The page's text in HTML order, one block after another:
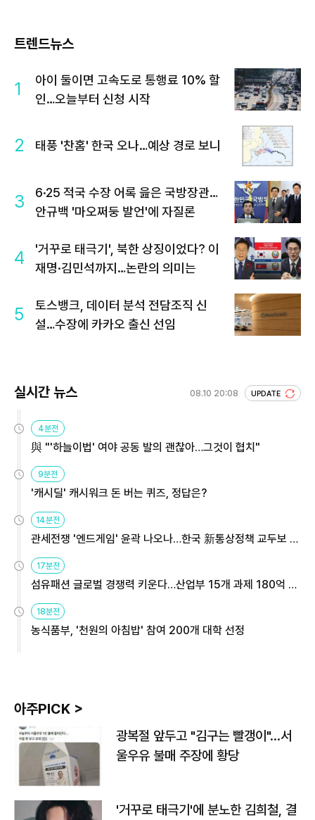
트렌드뉴스
1
아이 둘이면 고속도로 통행료 10% 할
인…오늘부터 신청 시작
2 태풍 '찬홈' 한국 오나…예상 경로 보니
3
6·25 적국 수장 어록 읊은 국방장관…
안규백 '마오쩌둥 발언'에 자질론
4
'거꾸로 태극기', 북한 상징이었다? 이
재명·김민석까지…논란의 의미는
5
토스뱅크, 데이터 분석 전담조직 신
설…수장에 카카오 출신 선임
실시간 뉴스 08.10 20:08 UPDATE
4분전
與 "'하늘이법' 여야 공동 발의 괜찮아…그것이 협치"
9분전
'캐시딜' 캐시워크 돈 버는 퀴즈, 정답은?
14분전
관세전쟁 '엔드게임' 윤곽 나오나…한국 新통상정책 교두보 활
17분전
섬유패션 글로벌 경쟁력 키운다…산업부 15개 과제 180억 지
18분전
농식품부, '천원의 아침밥' 참여 200개 대학 선정
아주PICK >
광복절 앞두고 "김구는 빨갱이"…서
울우유 불매 주장에 황당
'거꾸로 태극기'에 분노한 김희철, 결